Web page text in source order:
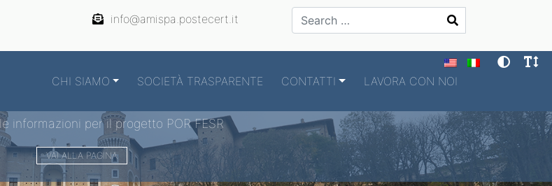
info@amispa.postecert.it Search
CHI SIAMO SOCIETÀ TRASPARENTE CONTATTI LAVORA CON NOI
informazioni per il progetto POR FESR
VAI ALLA PAGINA